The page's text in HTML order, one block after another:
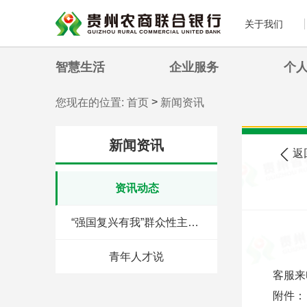
关于我们
智慧生活 企业服务 个
您现在的位置: 首页> 新闻资讯
新闻资讯
资讯动态
“强国复兴有我”群众性主题宣传教育活动
青年人才说
返
客服
附件：